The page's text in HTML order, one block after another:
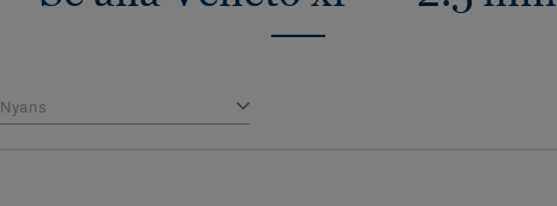
Nyans